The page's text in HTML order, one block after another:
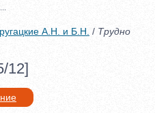
А.Н. и Б.Н. / Трудно
12]